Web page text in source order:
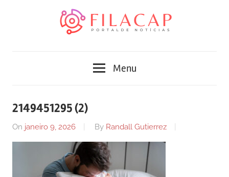
notícias
FilaCap
com
informações
Menu
2149451295 (2)
On janeiro 9, 2026 By Randall Gutierrez